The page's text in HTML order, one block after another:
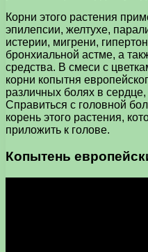
Корни этого растения
эпилепсии, желтухе,
истерии, мигрени,
бронхиальной астме, а
средства. В смеси с
корни копытня
различных болях в
Справиться с головной
корень этого растения,
приложить к голове.
Копытень